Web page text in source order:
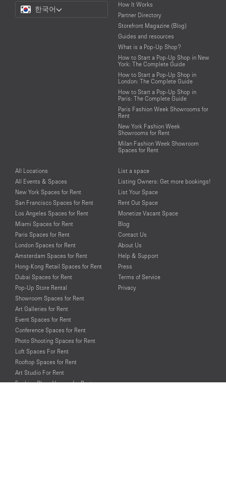
Choose
Language
한국어
How It Works
Partner Directory
Storefront Magazine (Blog)
Guides and resources
What is a Pop-Up Shop?
How to Start a Pop-Up Shop in New
York: The Complete Guide
How to Start a Pop-Up Shop in
London: The Complete Guide
How to Start a Pop-Up Shop in
Paris: The Complete Guide
Paris Fashion Week Showrooms for
Rent
New York Fashion Week
Showrooms for Rent
Milan Fashion Week Showroom
Spaces for Rent
All Locations
All Events & Spaces
New York Spaces for Rent
San Francisco Spaces for Rent
Los Angeles Spaces for Rent
Miami Spaces for Rent
Paris Spaces for Rent
London Spaces for Rent
Amsterdam Spaces for Rent
Hong-Kong Retail Spaces for Rent
Dubai Spaces for Rent
Pop-Up Store Rental
Showroom Spaces for Rent
Art Galleries for Rent
Event Spaces for Rent
Conference Spaces for Rent
Photo Shooting Spaces for Rent
Loft Spaces For Rent
Rooftop Spaces for Rent
Art Studio For Rent
Fashion Show Venues for Rent
List a space
Listing Owners: Get more bookings!
List Your Space
Rent Out Space
Monetize Vacant Space
Blog
Contact Us
About Us
Help & Support
Press
Terms of Service
Privacy